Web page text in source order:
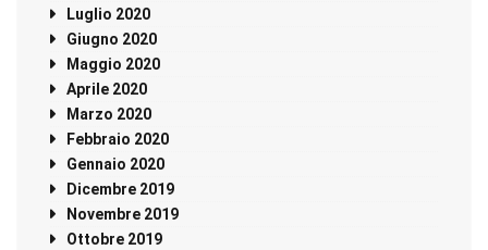
Luglio 2020
Giugno 2020
Maggio 2020
Aprile 2020
Marzo 2020
Febbraio 2020
Gennaio 2020
Dicembre 2019
Novembre 2019
Ottobre 2019